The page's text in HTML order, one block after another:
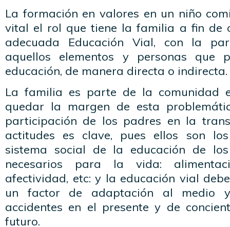
La formación en valores en un niño
vital el rol que tiene la familia a fin de
adecuada Educación Vial, con la
aquellos elementos y personas que
educación, de manera directa o indirecta.
La familia es parte de la comunidad
quedar la margen de esta
participación de los padres en la
actitudes es clave, pues ellos son
sistema social de la educación de
necesarios para la vida:
afectividad, etc: y la educación vial
un factor de adaptación al medio
accidentes en el presente y de
futuro.